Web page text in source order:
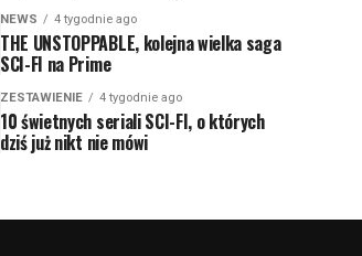
NEWS 4 tygodnie ago
THE UNSTOPPABLE, kolejna wielka saga
SCI-FI na Prime
ZESTAWIENIE 4 tygodnie ago
10 świetnych seriali SCI-FI, o których
dziś już nikt nie mówi